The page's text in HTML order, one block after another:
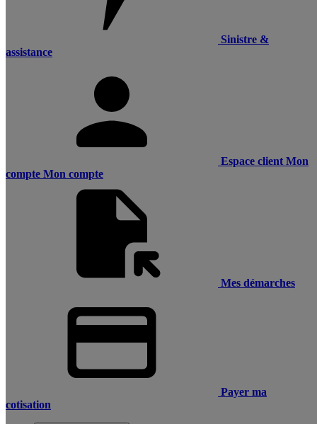
Sinistre &
assistance
Espace client Mon
compte Mon compte
Mes démarches
Payer ma
cotisation